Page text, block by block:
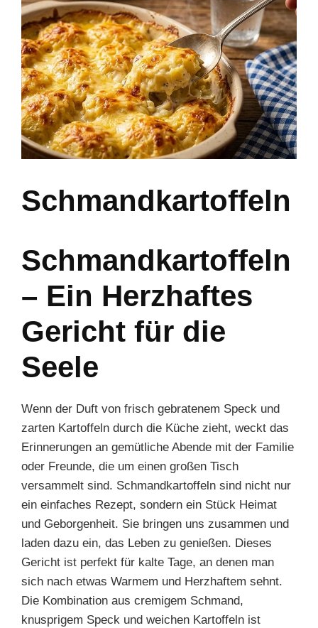
Schmandkartoffeln
Schmandkartoffeln
– Ein Herzhaftes
Gericht für die
Seele
Wenn der Duft von frisch gebratenem Speck und
zarten Kartoffeln durch die Küche zieht, weckt das
Erinnerungen an gemütliche Abende mit der Familie
oder Freunde, die um einen großen Tisch
versammelt sind. Schmandkartoffeln sind nicht nur
ein einfaches Rezept, sondern ein Stück Heimat
und Geborgenheit. Sie bringen uns zusammen und
laden dazu ein, das Leben zu genießen. Dieses
Gericht ist perfekt für kalte Tage, an denen man
sich nach etwas Warmem und Herzhaftem sehnt.
Die Kombination aus cremigem Schmand,
knusprigem Speck und weichen Kartoffeln ist